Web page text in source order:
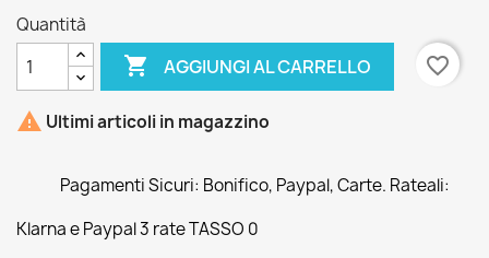
Quantità
 AGGIUNGI AL CARRELLO favorite_border
 Ultimi articoli in magazzino
Pagamenti Sicuri: Bonifico, Paypal, Carte. Rateali:
Klarna e Paypal 3 rate TASSO 0